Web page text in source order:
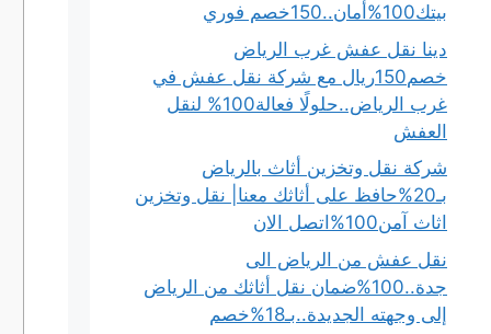
بيتك100%أمان..150خصم فوري
دينا نقل عفش غرب الرياض
خصم150ريال مع شركة نقل عفش في
غرب الرياض..حلولًا فعالة100% لنقل
العفش
شركة نقل وتخزين أثاث بالرياض
بـ20%حافظ على أثاثك معنا| نقل وتخزين
اثاث آمن100%اتصل الان
نقل عفش من الرياض الى
جدة..100%ضمان نقل أثاثك من الرياض
إلى وجهته الجديدة..بـ18%خصم